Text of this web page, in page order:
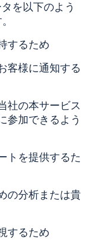
を以下のよう
するため
客様に通知する
社の本サービス
参加できるよう
トを提供するた
の分析または貴
するため